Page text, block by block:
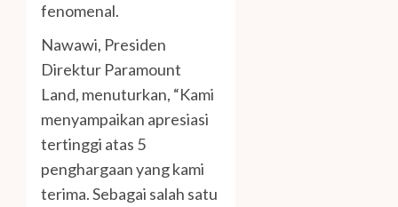
fenomenal.
Nawawi, Presiden
Direktur Paramount
Land, menuturkan, “Kami
menyampaikan apresiasi
tertinggi atas 5
penghargaan yang kami
terima. Sebagai salah satu